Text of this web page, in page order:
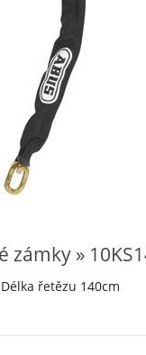
»
řetězu 140cm